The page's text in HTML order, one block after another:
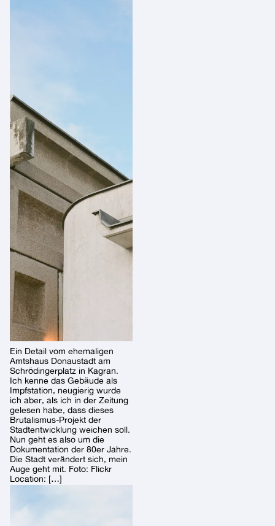
Ein Detail vom ehemaligen
Amtshaus Donaustadt am
Schrödingerplatz in Kagran.
Ich kenne das Gebäude als
Impfstation, neugierig wurde
ich aber, als ich in der Zeitung
gelesen habe, dass dieses
Brutalismus-Projekt der
Stadtentwicklung weichen soll.
Nun geht es also um die
Dokumentation der 80er Jahre.
Die Stadt verändert sich, mein
Auge geht mit. Foto: Flickr
Location: […]